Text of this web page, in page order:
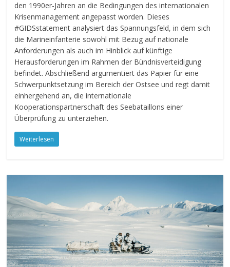
den 1990er-Jahren an die Bedingungen des internationalen
Krisenmanagement angepasst worden. Dieses
#GIDSstatement analysiert das Spannungsfeld, in dem sich
die Marineinfanterie sowohl mit Bezug auf nationale
Anforderungen als auch im Hinblick auf künftige
Herausforderungen im Rahmen der Bündnisverteidigung
befindet. Abschließend argumentiert das Papier für eine
Schwerpunktsetzung im Bereich der Ostsee und regt damit
einhergehend an, die internationale
Kooperationspartnerschaft des Seebataillons einer
Überprüfung zu unterziehen.
Weiterlesen